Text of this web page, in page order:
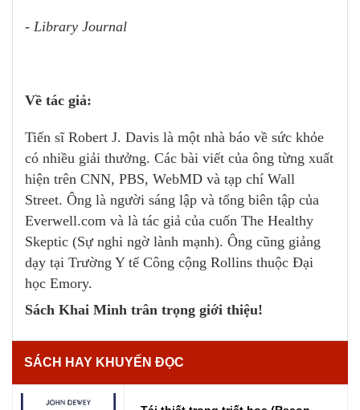
- Library Journal
Về tác giả:
Tiến sĩ Robert J. Davis là một nhà báo về sức khỏe
có nhiều giải thưởng. Các bài viết của ông từng xuất
hiện trên CNN, PBS, WebMD và tạp chí Wall
Street. Ông là người sáng lập và tổng biên tập của
Everwell.com và là tác giả của cuốn The Healthy
Skeptic (Sự nghi ngờ lành mạnh). Ông cũng giảng
dạy tại Trường Y tế Công cộng Rollins thuộc Đại
học Emory.
Sách Khai Minh trân trọng giới thiệu!
SÁCH HAY KHUYẾN ĐỌC